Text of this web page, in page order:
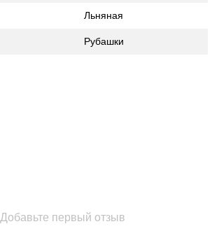
Льняная
Рубашки
Добавьте первый отзыв